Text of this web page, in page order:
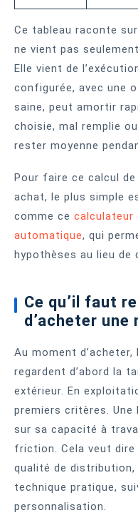
Ce tableau raconte
ne vient pas
Elle vient de
configurée, avec une
saine, peut amortir
choisie, mal remplie
rester moyenne
Pour faire ce calcul
achat, le plus simple
comme ce calculateur
automatique, qui
hypothèses au lieu de
Ce qu’il faut
d’acheter une
Au moment
regardent d’abord la
extérieur. En
premiers critères. Une
sur sa capacité à
friction. Cela veut
qualité de
technique pratique,
personnalisation.